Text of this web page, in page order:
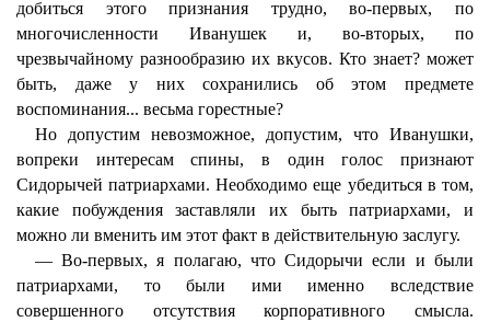
добиться этого признания трудно, во-первых, по
многочисленности Иванушек и, во-вторых, по
чрезвычайному разнообразию их вкусов. Кто знает? может
быть, даже у них сохранились об этом предмете
воспоминания... весьма горестные?
Но допустим невозможное, допустим, что Иванушки,
вопреки интересам спины, в один голос признают
Сидорычей патриархами. Необходимо еще убедиться в том,
какие побуждения заставляли их быть патриархами, и
можно ли вменить им этот факт в действительную заслугу.
— Во-первых, я полагаю, что Сидорычи если и были
патриархами, то были ими именно вследствие
совершенного отсутствия корпоративного смысла.